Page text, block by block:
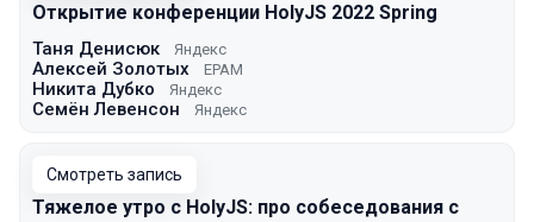
Открытие конференции HolyJS 2022 Spring
Таня Денисюк Яндекс
Алексей Золотых EPAM
Никита Дубко Яндекс
Семён Левенсон Яндекс
Смотреть запись
Тяжелое утро с HolyJS: про собеседования с